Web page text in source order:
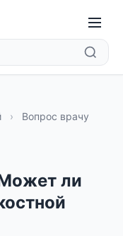
› Вопрос врачу
ли